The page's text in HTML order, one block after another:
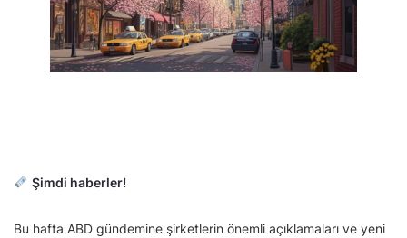
Şimdi haberler!
Bu hafta ABD gündemine şirketlerin önemli açıklamaları ve yeni